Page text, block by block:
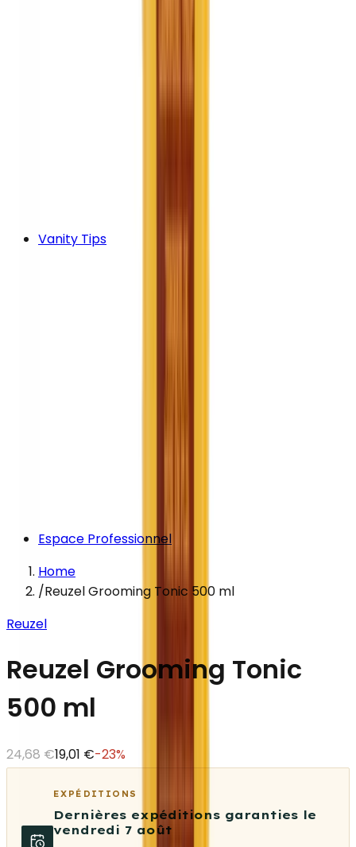
Vanity Tips
Espace Professionnel
Home
/Reuzel Grooming Tonic 500 ml
Reuzel
Reuzel Grooming Tonic
500 ml
24,68 €19,01 €-23%
EXPÉDITIONS
Dernières expéditions garanties le
vendredi 7 août